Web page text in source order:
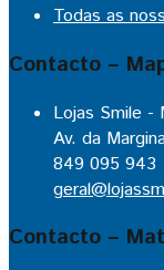
Todas as
Contacto –
Lojas Smile -
Av. da
849 095 943
Contacto –